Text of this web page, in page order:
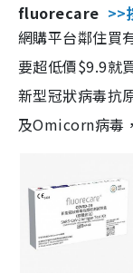
fluorecare >>
網購平台鄰住買
要超低價$9.9就
新型冠狀病毒抗
及Omicorn病毒